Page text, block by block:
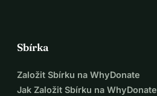
Sbírka
Založit Sbírku na WhyDonate
Jak Založit Sbírku na WhyDonate